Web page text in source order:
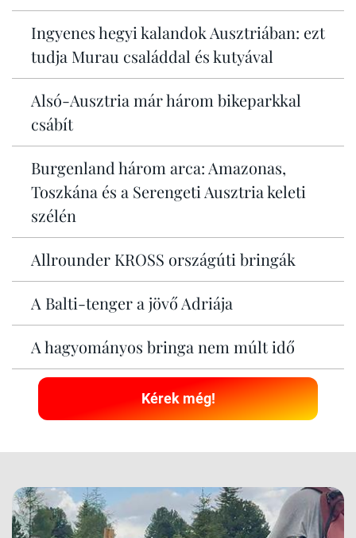
Ingyenes hegyi kalandok Ausztriában: ezt
tudja Murau családdal és kutyával
Alsó-Ausztria már három bikeparkkal
csábít
Burgenland három arca: Amazonas,
Toszkána és a Serengeti Ausztria keleti
szélén
Allrounder KROSS országúti bringák
A Balti-tenger a jövő Adriája
A hagyományos bringa nem múlt idő
Kérek még!